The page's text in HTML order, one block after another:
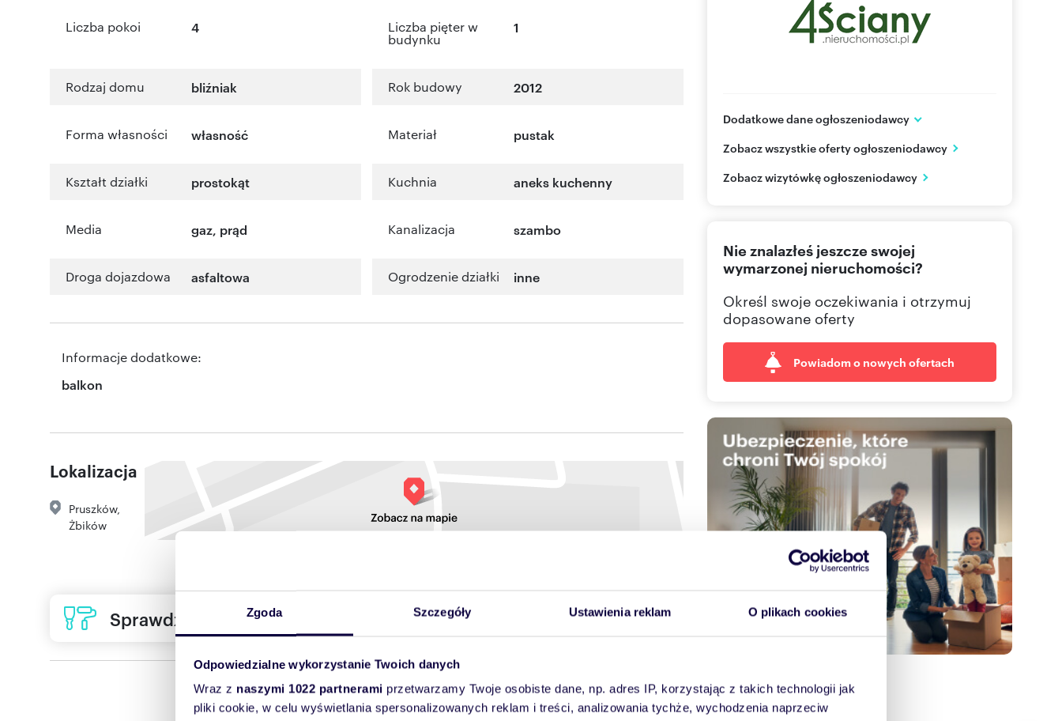
Zgoda Szczegóły Ustawienia reklam O plikach cookies
Odpowiedzialne wykorzystanie Twoich danych
Wraz z naszymi 1022 partnerami przetwarzamy Twoje osobiste dane, np. adres IP, korzystając z takich technologii jak
pliki cookie, w celu wyświetlania spersonalizowanych reklam i treści, analizowania tychże, wychodzenia naprzeciw
Liczba pokoi 4 Liczba pięter w
budynku
1
Rodzaj domu bliźniak Rok budowy 2012
Forma własności własność Materiał pustak
Kształt działki prostokąt Kuchnia aneks kuchenny
Media gaz, prąd Kanalizacja szambo
Droga dojazdowa asfaltowa Ogrodzenie działki inne
Informacje dodatkowe:
balkon
Lokalizacja
Pruszków,
Żbików
Sprawdź ofertę usług remontowych
Dodatkowe dane ogłoszeniodawcy
Warszawa
PL
Zobacz wszystkie oferty ogłoszeniodawcy
Zobacz wizytówkę ogłoszeniodawcy
Nie znalazłeś jeszcze swojej
wymarzonej nieruchomości?
Określ swoje oczekiwania i otrzymuj
dopasowane oferty
Powiadom o nowych ofertach